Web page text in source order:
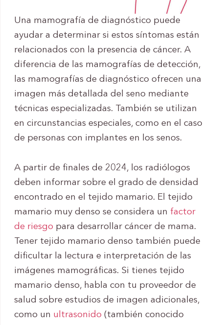
Una mamografía de diagnóstico puede
ayudar a determinar si estos síntomas están
relacionados con la presencia de cáncer. A
diferencia de las mamografías de detección,
las mamografías de diagnóstico ofrecen una
imagen más detallada del seno mediante
técnicas especializadas. También se utilizan
en circunstancias especiales, como en el caso
de personas con implantes en los senos.
A partir de finales de 2024, los radiólogos
deben informar sobre el grado de densidad
encontrado en el tejido mamario. El tejido
mamario muy denso se considera un factor
de riesgo para desarrollar cáncer de mama.
Tener tejido mamario denso también puede
dificultar la lectura e interpretación de las
imágenes mamográficas. Si tienes tejido
mamario denso, habla con tu proveedor de
salud sobre estudios de imagen adicionales,
como un ultrasonido (también conocido